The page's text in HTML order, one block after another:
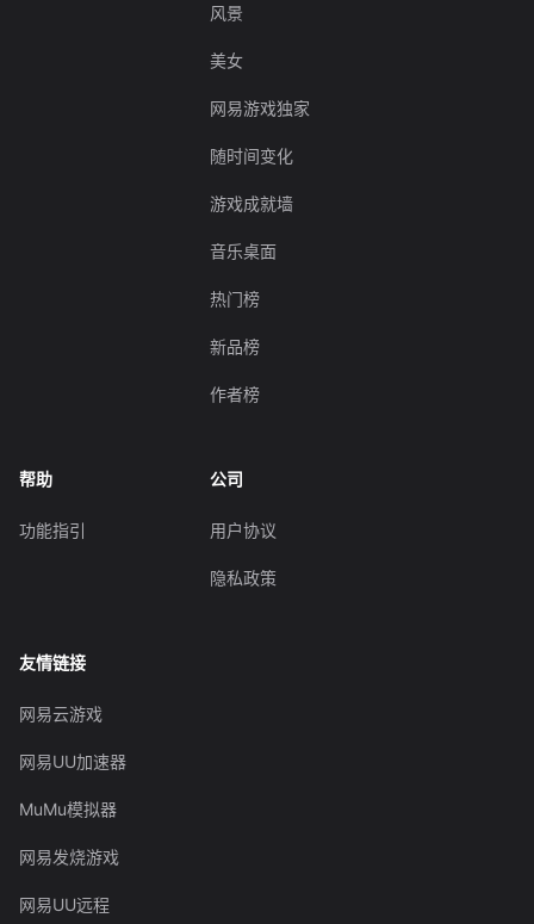
风景
美女
网易游戏独家
随时间变化
游戏成就墙
音乐桌面
热门榜
新品榜
作者榜
帮助
功能指引
公司
用户协议
隐私政策
友情链接
网易云游戏
网易UU加速器
MuMu模拟器
网易发烧游戏
网易UU远程